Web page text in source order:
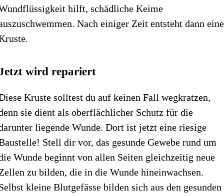
hilft, schädliche Keime
Nach einiger Zeit entsteht dann eine
wird repariert
Kruste solltest du auf keinen Fall wegkratzen,
sie dient als oberflächlicher Schutz für die
liegende Wunde. Dort ist jetzt eine riesige
Stell dir vor, das gesunde Gewebe rund um
Wunde beginnt von allen Seiten gleichzeitig neue
zu bilden, die in die Wunde hineinwachsen.
kleine Blutgefässe bilden sich aus den gesunden